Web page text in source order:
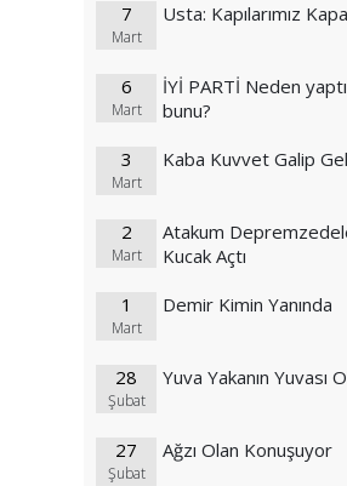
7
Mart
Usta: Kapılarımız
6
Mart
İYİ PARTİ Neden yaptı
bunu?
3
Mart
Kaba Kuvvet Galip
2
Mart
Atakum
Kucak Açtı
1
Mart
Demir Kimin Yanında
28
Şubat
Yuva Yakanın Yuvası
27
Şubat
Ağzı Olan Konuşuyor